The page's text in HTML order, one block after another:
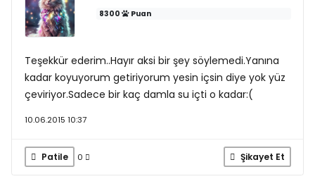
8300 Puan
Teşekkür ederim..Hayır aksi bir şey söylemedi.Yanına
kadar koyuyorum getiriyorum yesin içsin diye yok yüz
çeviriyor.Sadece bir kaç damla su içti o kadar:(
10.06.2015 10:37
Patile 0 Şikayet Et